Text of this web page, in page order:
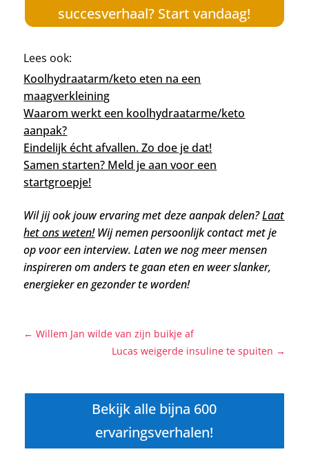
succesverhaal? Start vandaag!
Lees ook:
Koolhydraatarm/keto eten na een
maagverkleining
Waarom werkt een koolhydraatarme/keto
aanpak?
Eindelijk écht afvallen. Zo doe je dat!
Samen starten? Meld je aan voor een
startgroepje!
Wil jij ook jouw ervaring met deze aanpak delen?Laat
het ons weten!Wij nemen persoonlijk contact met je
op voor een interview. Laten we nog meer mensen
inspireren om anders te gaan eten en weer slanker,
energieker en gezonder te worden!
←Willem Jan wilde van zijn buikje af
Lucas weigerde insuline te spuiten →
Bekijk alle bijna 600
ervaringsverhalen!